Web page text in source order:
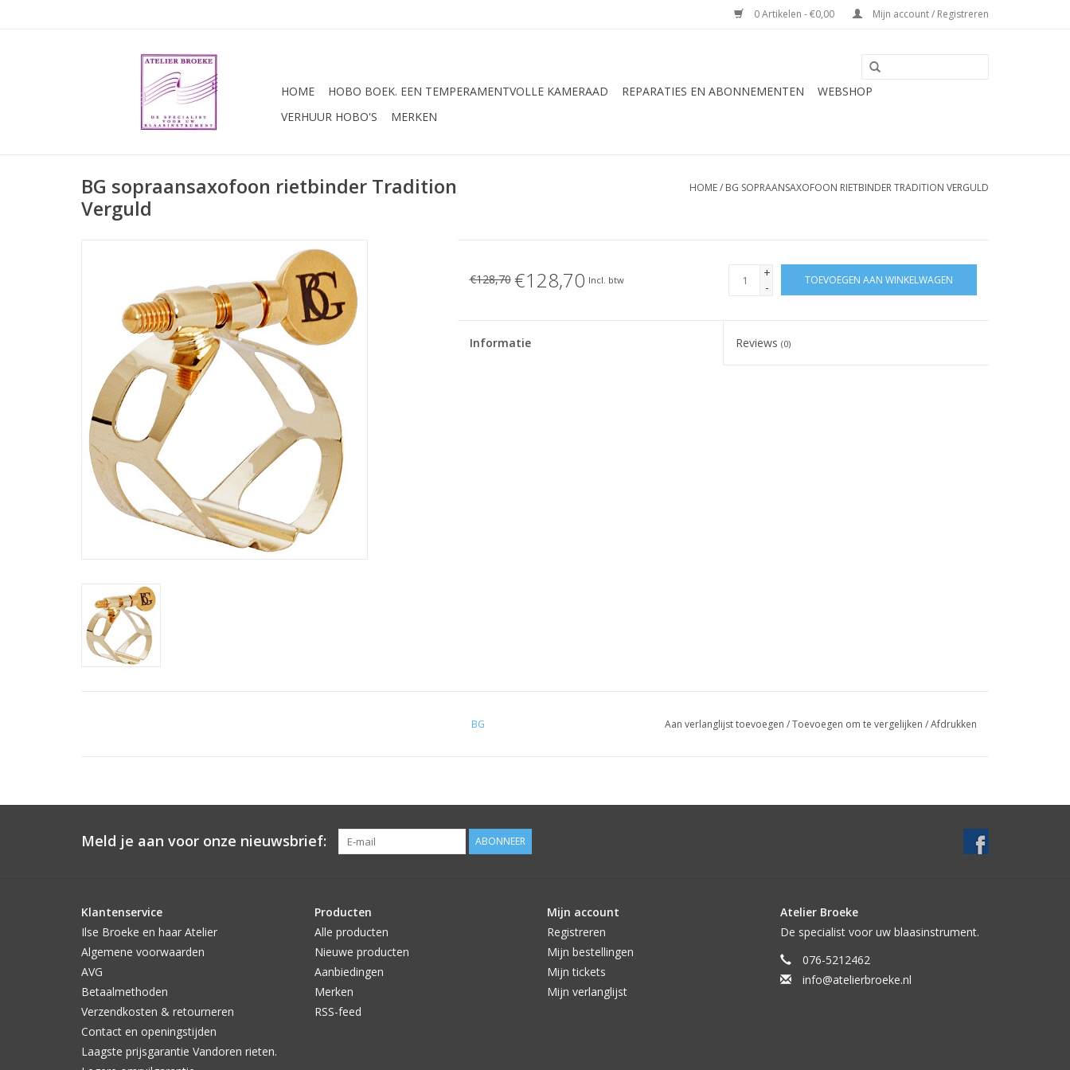
0 Artikelen - €0,00 Mijn account / Registreren
HOME HOBO BOEK. EEN TEMPERAMENTVOLLE KAMERAAD REPARATIES EN ABONNEMENTEN
WEBSHOP
VERHUUR HOBO'S
MERKEN
BG sopraansaxofoon rietbinder Tradition
Verguld
HOME/ BG SOPRAANSAXOFOON RIETBINDER TRADITION VERGULD
€128,70 €128,70 Incl. btw
+
-
TOEVOEGEN AAN WINKELWAGEN
Informatie Reviews(0)
BG Aan verlanglijst toevoegen /Toevoegen om te vergelijken /Afdrukken
Meld je aan voor onze nieuwsbrief: ABONNEER
Klantenservice
Ilse Broeke en haar Atelier
Algemene voorwaarden
AVG
Betaalmethoden
Verzendkosten & retourneren
Contact en openingstijden
Laagste prijsgarantie Vandoren rieten.
Producten
Alle producten
Nieuwe producten
Aanbiedingen
Merken
RSS-feed
Mijn account
Registreren
Mijn bestellingen
Mijn tickets
Mijn verlanglijst
Atelier Broeke
De specialist voor uw blaasinstrument.
076-5212462
info@atelierbroeke.nl